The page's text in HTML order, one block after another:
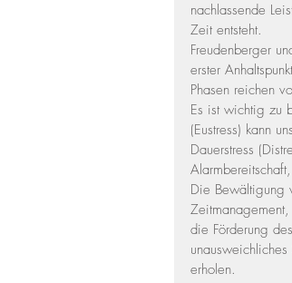
nachlassende
Zeit entsteht.
Freudenberger
erster
Phasen reichen
Es ist wichtig zu
(Eustress) kann
Dauerstress
Die Bewältigung
die Förderung
erholen.